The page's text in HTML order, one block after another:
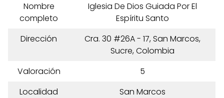
Nombre
completo
Iglesia De Dios Guiada Por El
Espíritu Santo
Dirección
Cra. 30 #26A - 17, San Marcos,
Sucre, Colombia
Valoración
5
Localidad
San Marcos